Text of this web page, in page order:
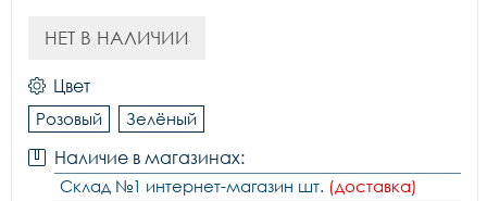
НЕТ В НАЛИЧИИ
Цвет
Розовый Зелёный
Наличие в магазинах:
Склад №1 интернет-магазин шт. (доставка)